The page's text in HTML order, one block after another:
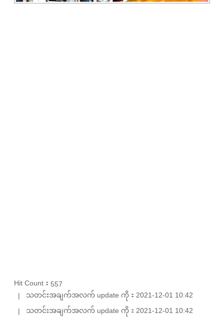
Hit Count： 557
သတင်းအချက်အလက် update ကို：2021-12-01 10:42
သတင်းအချက်အလက် update ကို：2021-12-01 10:42